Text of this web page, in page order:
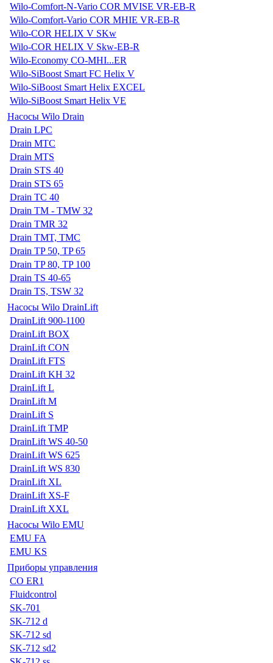
Wilo-Comfort-N-Vario COR MVISE VR-EB-R
Wilo-Comfort-Vario COR MHIE VR-EB-R
Wilo-COR HELIX V SKw
Wilo-COR HELIX V Skw-EB-R
Wilo-Economy CO-MHI...ER
Wilo-SiBoost Smart FC Helix V
Wilo-SiBoost Smart Helix EXCEL
Wilo-SiBoost Smart Helix VE
Насосы Wilo Drain
Drain LPC
Drain MTC
Drain MTS
Drain STS 40
Drain STS 65
Drain TC 40
Drain TM - TMW 32
Drain TMR 32
Drain TMT, TMC
Drain TP 50, TP 65
Drain TP 80, TP 100
Drain TS 40-65
Drain TS, TSW 32
Насосы Wilo DrainLift
DrainLift 900-1100
DrainLift BOX
DrainLift CON
DrainLift FTS
DrainLift KH 32
DrainLift L
DrainLift M
DrainLift S
DrainLift TMP
DrainLift WS 40-50
DrainLift WS 625
DrainLift WS 830
DrainLift XL
DrainLift XS-F
DrainLift XXL
Насосы Wilo EMU
EMU FA
EMU KS
Приборы управления
CO ER1
Fluidcontrol
SK-701
SK-712 d
SK-712 sd
SK-712 sd2